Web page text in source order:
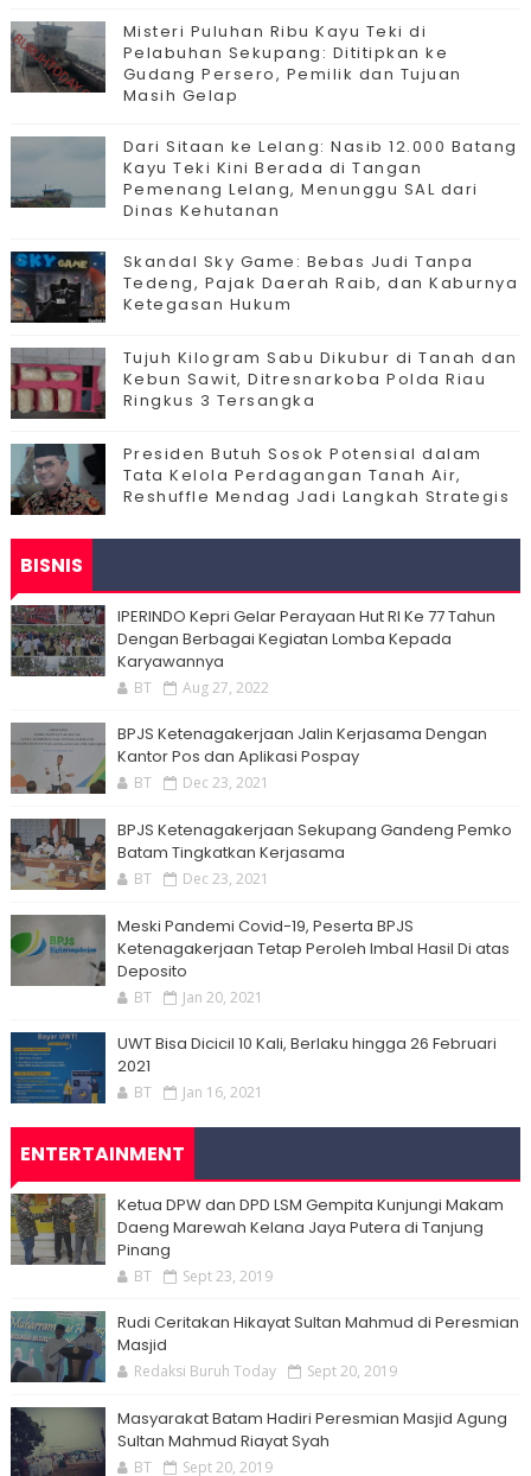
Misteri Puluhan Ribu Kayu Teki di
Pelabuhan Sekupang: Dititipkan ke
Gudang Persero, Pemilik dan Tujuan
Masih Gelap
Dari Sitaan ke Lelang: Nasib 12.000 Batang
Kayu Teki Kini Berada di Tangan
Pemenang Lelang, Menunggu SAL dari
Dinas Kehutanan
Skandal Sky Game: Bebas Judi Tanpa
Tedeng, Pajak Daerah Raib, dan Kaburnya
Ketegasan Hukum
Tujuh Kilogram Sabu Dikubur di Tanah dan
Kebun Sawit, Ditresnarkoba Polda Riau
Ringkus 3 Tersangka
Presiden Butuh Sosok Potensial dalam
Tata Kelola Perdagangan Tanah Air,
Reshuffle Mendag Jadi Langkah Strategis
BISNIS
IPERINDO Kepri Gelar Perayaan Hut RI Ke 77 Tahun
Dengan Berbagai Kegiatan Lomba Kepada
Karyawannya
BT Aug 27, 2022
BPJS Ketenagakerjaan Jalin Kerjasama Dengan
Kantor Pos dan Aplikasi Pospay
BT Dec 23, 2021
BPJS Ketenagakerjaan Sekupang Gandeng Pemko
Batam Tingkatkan Kerjasama
BT Dec 23, 2021
Meski Pandemi Covid-19, Peserta BPJS
Ketenagakerjaan Tetap Peroleh Imbal Hasil Di atas
Deposito
BT Jan 20, 2021
UWT Bisa Dicicil 10 Kali, Berlaku hingga 26 Februari
2021
BT Jan 16, 2021
ENTERTAINMENT
Ketua DPW dan DPD LSM Gempita Kunjungi Makam
Daeng Marewah Kelana Jaya Putera di Tanjung
Pinang
BT Sept 23, 2019
Rudi Ceritakan Hikayat Sultan Mahmud di Peresmian
Masjid
Redaksi Buruh Today Sept 20, 2019
Masyarakat Batam Hadiri Peresmian Masjid Agung
Sultan Mahmud Riayat Syah
BT Sept 20, 2019